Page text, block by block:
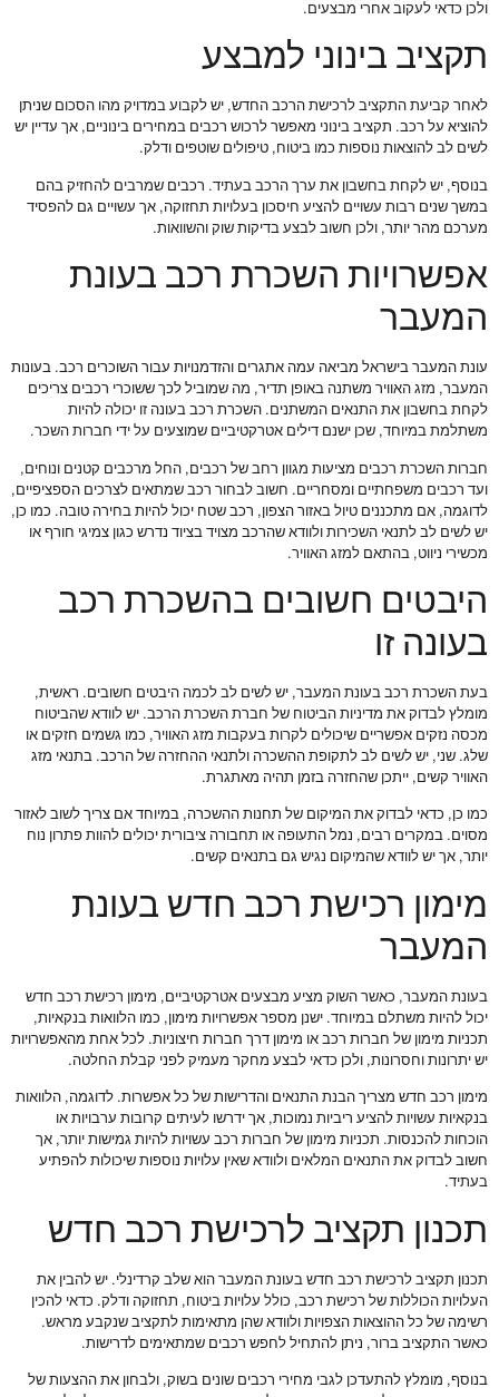
ולכן כדאי לעקוב אחרי מבצעים.
תקציב בינוני למבצע
לאחר קביעת התקציב לרכישת הרכב החדש, יש לקבוע במדויק מהו הסכום שניתן
להוציא על רכב. תקציב בינוני מאפשר לרכוש רכבים במחירים בינוניים, אך עדיין יש
לשים לב להוצאות נוספות כמו ביטוח, טיפולים שוטפים ודלק.
בנוסף, יש לקחת בחשבון את ערך הרכב בעתיד. רכבים שמרבים להחזיק בהם
במשך שנים רבות עשויים להציע חיסכון בעלויות תחזוקה, אך עשויים גם להפסיד
מערכם מהר יותר, ולכן חשוב לבצע בדיקות שוק והשוואות.
אפשרויות השכרת רכב בעונת
המעבר
עונת המעבר בישראל מביאה עמה אתגרים והזדמנויות עבור השוכרים רכב. בעונות
המעבר, מזג האוויר משתנה באופן תדיר, מה שמוביל לכך ששוכרי רכבים צריכים
לקחת בחשבון את התנאים המשתנים. השכרת רכב בעונה זו יכולה להיות
משתלמת במיוחד, שכן ישנם דילים אטרקטיביים שמוצעים על ידי חברות השכר.
חברות השכרת רכבים מציעות מגוון רחב של רכבים, החל מרכבים קטנים ונוחים,
ועד רכבים משפחתיים ומסחריים. חשוב לבחור רכב שמתאים לצרכים הספציפיים,
לדוגמה, אם מתכננים טיול באזור הצפון, רכב שטח יכול להיות בחירה טובה. כמו כן,
יש לשים לב לתנאי השכירות ולוודא שהרכב מצויד בציוד נדרש כגון צמיגי חורף או
מכשירי ניווט, בהתאם למזג האוויר.
היבטים חשובים בהשכרת רכב
בעונה זו
בעת השכרת רכב בעונת המעבר, יש לשים לב לכמה היבטים חשובים. ראשית,
מומלץ לבדוק את מדיניות הביטוח של חברת השכרת הרכב. יש לוודא שהביטוח
מכסה נזקים אפשריים שיכולים לקרות בעקבות מזג האוויר, כמו גשמים חזקים או
שלג. שני, יש לשים לב לתקופת ההשכרה ולתנאי ההחזרה של הרכב. בתנאי מזג
האוויר קשים, ייתכן שהחזרה בזמן תהיה מאתגרת.
כמו כן, כדאי לבדוק את המיקום של תחנות ההשכרה, במיוחד אם צריך לשוב לאזור
מסוים. במקרים רבים, נמל התעופה או תחבורה ציבורית יכולים להוות פתרון נוח
יותר, אך יש לוודא שהמיקום נגיש גם בתנאים קשים.
מימון רכישת רכב חדש בעונת
המעבר
בעונת המעבר, כאשר השוק מציע מבצעים אטרקטיביים, מימון רכישת רכב חדש
יכול להיות משתלם במיוחד. ישנן מספר אפשרויות מימון, כמו הלוואות בנקאיות,
תכניות מימון של חברות רכב או מימון דרך חברות חיצוניות. לכל אחת מהאפשרויות
יש יתרונות וחסרונות, ולכן כדאי לבצע מחקר מעמיק לפני קבלת החלטה.
מימון רכב חדש מצריך הבנת התנאים והדרישות של כל אפשרות. לדוגמה, הלוואות
בנקאיות עשויות להציע ריביות נמוכות, אך ידרשו לעיתים קרובות ערבויות או
הוכחות להכנסות. תכניות מימון של חברות רכב עשויות להיות גמישות יותר, אך
חשוב לבדוק את התנאים המלאים ולוודא שאין עלויות נוספות שיכולות להפתיע
בעתיד.
תכנון תקציב לרכישת רכב חדש
תכנון תקציב לרכישת רכב חדש בעונת המעבר הוא שלב קרדינלי. יש להבין את
העלויות הכוללות של רכישת רכב, כולל עלויות ביטוח, תחזוקה ודלק. כדאי להכין
רשימה של כל ההוצאות הצפויות ולוודא שהן מתאימות לתקציב שנקבע מראש.
כאשר התקציב ברור, ניתן להתחיל לחפש רכבים שמתאימים לדרישות.
בנוסף, מומלץ להתעדכן לגבי מחירי רכבים שונים בשוק, ולבחון את ההצעות של